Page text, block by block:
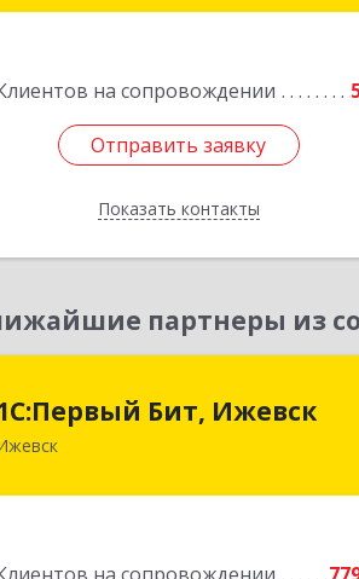
на сопровождении
Отправить заявку
Показать контакты
Отправить заявку
Назад
партнеры из
Бит, Ижевск
1С:Первый Бит, Ижевск
426008, Удмуртская Респ, Ижевск г,